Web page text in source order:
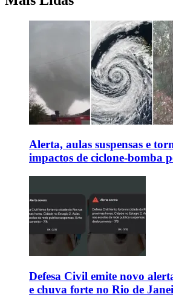
Alerta, aulas suspensas e
impactos de ciclone-bomba
Defesa Civil emite novo
e chuva forte no Rio de